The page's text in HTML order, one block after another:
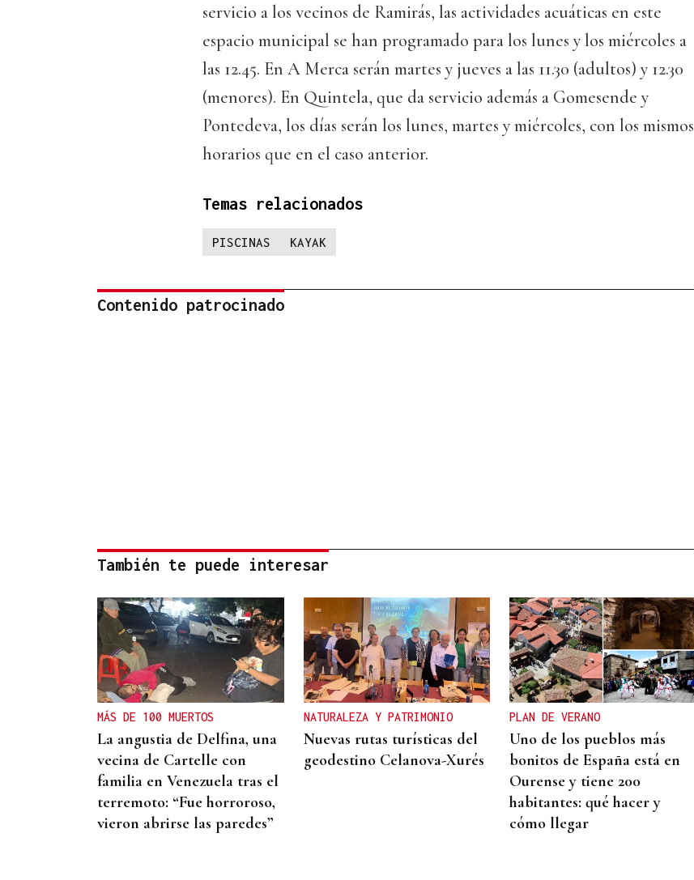
servicio a los vecinos de Ramirás, las actividades acuáticas en este
espacio municipal se han programado para los lunes y los miércoles a
las 12.45. En A Merca serán martes y jueves a las 11.30 (adultos) y 12.30
(menores). En Quintela, que da servicio además a Gomesende y
Pontedeva, los días serán los lunes, martes y miércoles, con los mismos
horarios que en el caso anterior.
Temas relacionados
PISCINAS KAYAK
Contenido patrocinado
También te puede interesar
MÁS DE 100 MUERTOS
La angustia de Delfina, una
vecina de Cartelle con
familia en Venezuela tras el
terremoto: “Fue horroroso,
vieron abrirse las paredes”
NATURALEZA Y PATRIMONIO
Nuevas rutas turísticas del
geodestino Celanova-Xurés
PLAN DE VERANO
Uno de los pueblos más
bonitos de España está en
Ourense y tiene 200
habitantes: qué hacer y
cómo llegar